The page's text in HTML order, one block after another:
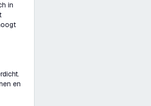
in
en